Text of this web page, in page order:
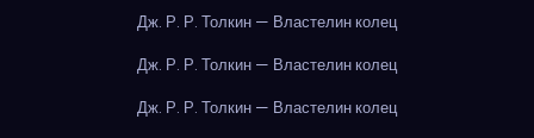
Дж. Р. Р. Толкин — Властелин колец
Дж. Р. Р. Толкин — Властелин колец
Дж. Р. Р. Толкин — Властелин колец